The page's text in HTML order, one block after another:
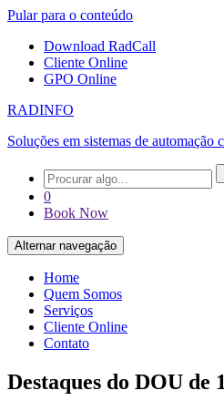
Pular para o conteúdo
Download RadCall
Cliente Online
GPO Online
RADINFO
Soluções em sistemas de automação
0
Book Now
Alternar navegação
Home
Quem Somos
Serviços
Cliente Online
Contato
Destaques do DOU de